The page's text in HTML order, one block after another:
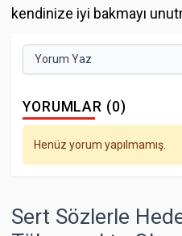
kendinize iyi bakmayı
Yorum Yaz
YORUMLAR (0)
Henüz yorum yapılmamış.
Sert Sözlerle